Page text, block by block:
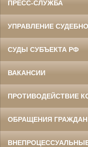
ПРЕСС-СЛУЖБА
УПРАВЛЕНИЕ
СУДЫ СУБЪЕКТА РФ
ВАКАНСИИ
ПРОТИВОДЕЙСТВИЕ
ОБРАЩЕНИЯ ГРАЖДАН